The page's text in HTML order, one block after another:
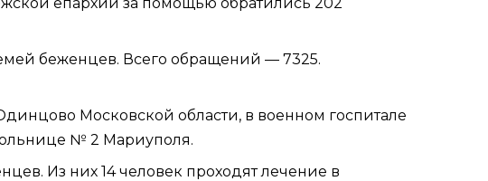
беженцев. Всего обращений — 7325.
Московской области, в военном госпитале
№ 2 Мариуполя.
Из них 14 человек проходят лечение в